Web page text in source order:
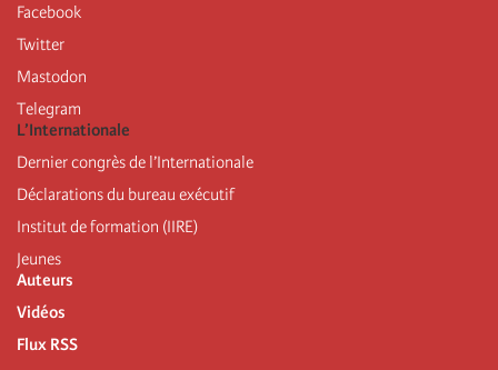
Facebook
Twitter
Mastodon
Telegram
L’Internationale
Dernier congrès de l’Internationale
Déclarations du bureau exécutif
Institut de formation (IIRE)
Jeunes
Auteurs
Vidéos
Flux RSS